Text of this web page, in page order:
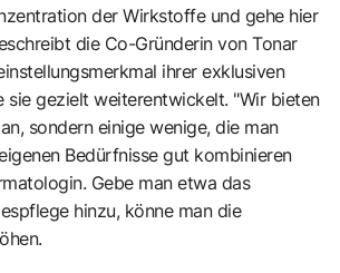
der Wirkstoffe und gehe hier
die Co-Gründerin von Tonar
ihrer exklusiven
sie gezielt weiterentwickelt. "Wir bieten
sondern einige wenige, die man
Bedürfnisse gut kombinieren
Gebe man etwa das
hinzu, könne man die